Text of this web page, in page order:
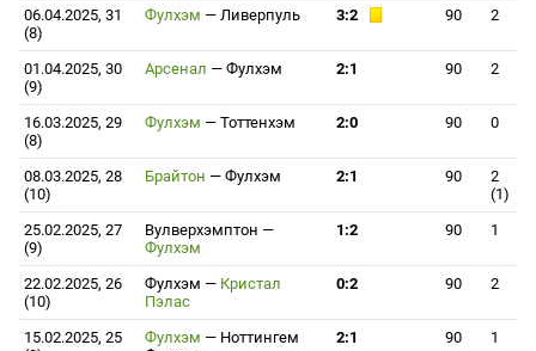
06.04.2025, 31
(8)
Фулхэм — Ливерпуль 3:2 90 2
01.04.2025, 30
(9)
Арсенал — Фулхэм 2:1 90 2
16.03.2025, 29
(8)
Фулхэм — Тоттенхэм 2:0 90 0
08.03.2025, 28
(10)
Брайтон — Фулхэм 2:1 90
2
(1)
25.02.2025, 27
(9)
Вулверхэмптон —
Фулхэм
1:2 90 1
22.02.2025, 26
(10)
Фулхэм — Кристал
Пэлас
0:2 90 2
15.02.2025, 25
Фулхэм — Ноттингем
2:1 90 1